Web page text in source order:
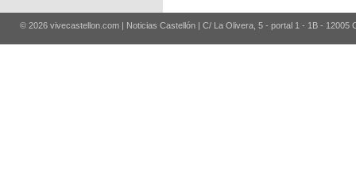
© 2026 vivecastellon.com | Noticias Castellón | C/ La Olivera, 5 - portal 1 - 1B - 12005